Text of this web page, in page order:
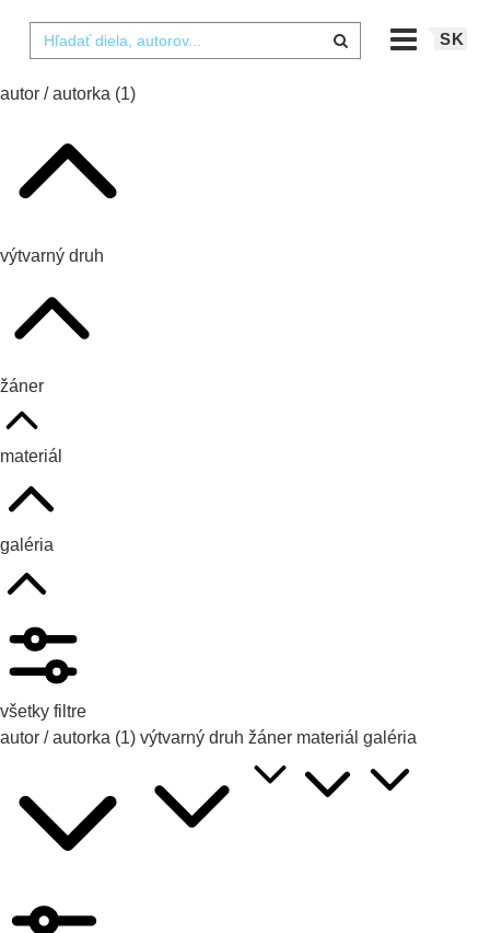
SK
autor / autorka (1)
výtvarný druh
žáner
materiál
galéria
všetky filtre
autor / autorka (1) výtvarný druh žáner materiál galéria